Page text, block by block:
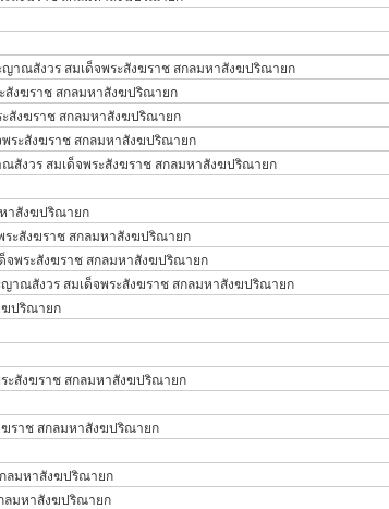
าณสังวร สมเด็จพระสังฆราช สกลมหาสังฆปริณายก
สังฆราช สกลมหาสังฆปริณายก
สังฆราช สกลมหาสังฆปริณายก
ระสังฆราช สกลมหาสังฆปริณายก
สังวร สมเด็จพระสังฆราช สกลมหาสังฆปริณายก
าสังฆปริณายก
ะสังฆราช สกลมหาสังฆปริณายก
พระสังฆราช สกลมหาสังฆปริณายก
าณสังวร สมเด็จพระสังฆราช สกลมหาสังฆปริณายก
ฆปริณายก
ะสังฆราช สกลมหาสังฆปริณายก
ราช สกลมหาสังฆปริณายก
ลมหาสังฆปริณายก
ลมหาสังฆปริณายก